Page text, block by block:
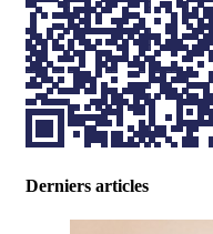
Derniers articles